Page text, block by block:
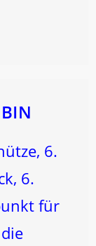
6.
6.
für